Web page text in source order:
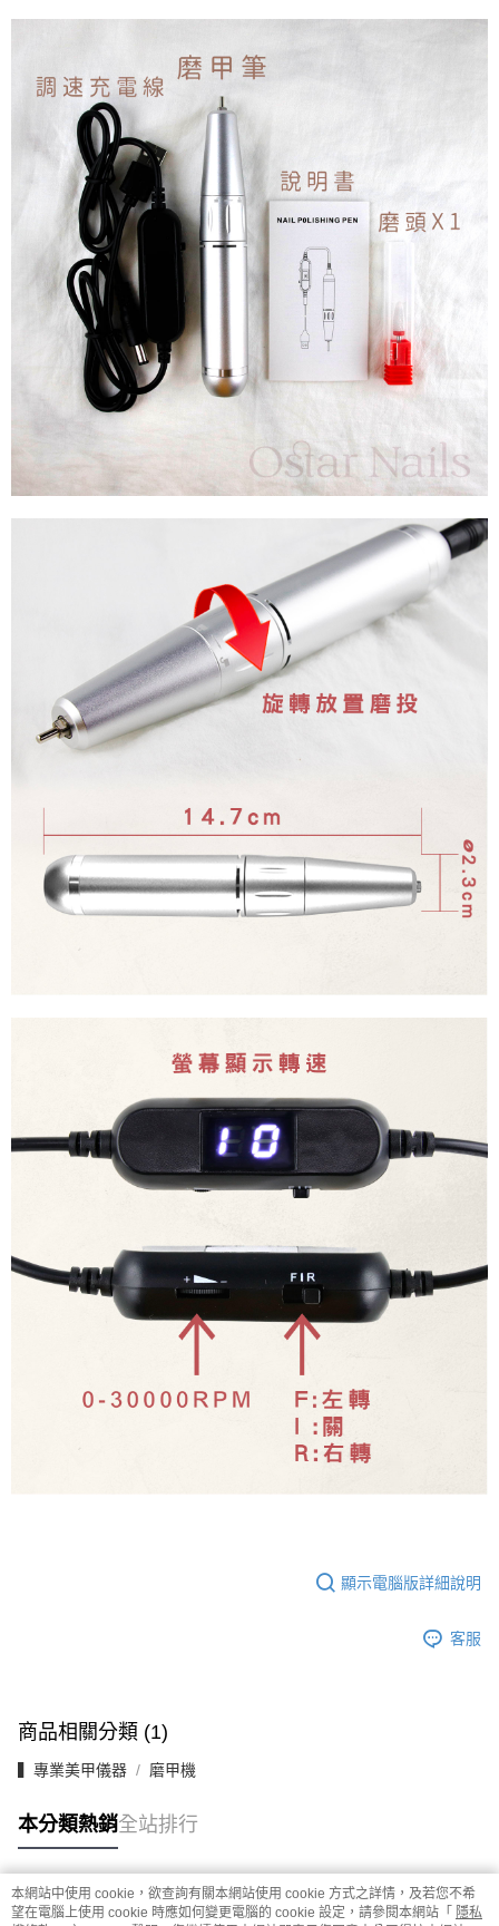
顯示電腦版詳細說明
客服
商品相關分類 (1)
▍專業美甲儀器 磨甲機
本分類熱銷全站排行
熱門標籤
本網站中使用 cookie，欲查詢有關本網站使用 cookie 方式之詳情，及若您不希
望在電腦上使用 cookie 時應如何變更電腦的 cookie 設定，請參閱本網站「 隱私